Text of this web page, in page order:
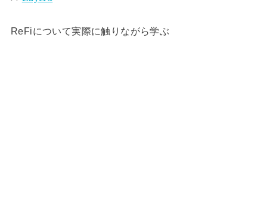
ReFiについて実際に触りながら学ぶ